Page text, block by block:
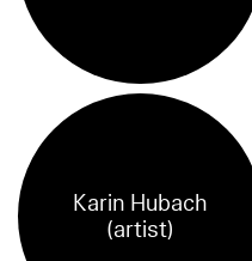
Karin Hubach
(artist)